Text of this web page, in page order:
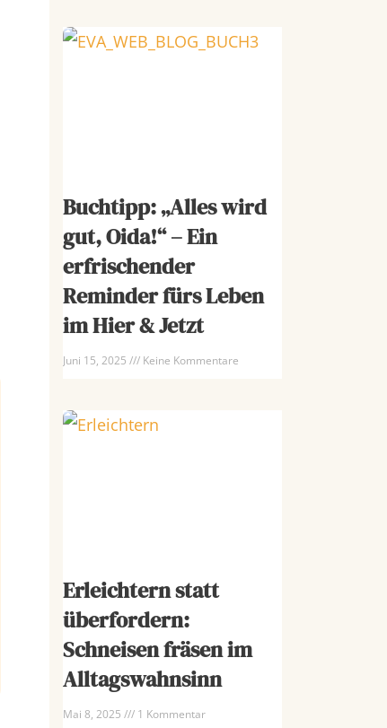
Buchtipp: „Alles wird
gut, Oida!“ – Ein
erfrischender
Reminder fürs Leben
im Hier & Jetzt
Juni 15, 2025 Keine Kommentare
Erleichtern statt
überfordern:
Schneisen fräsen im
Alltagswahnsinn
Mai 8, 2025 1 Kommentar